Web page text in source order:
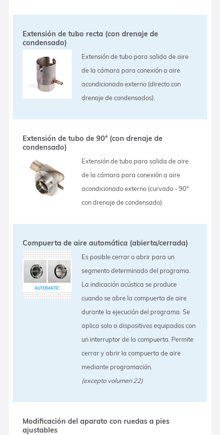
Extensión de tubo recta (con drenaje de
condensado)
Extensión de tubo para salida de aire
de la cámara para conexión a aire
acondicionado externo (directo con
drenaje de condensados).
Extensión de tubo de 90° (con drenaje de
condensado)
Extensión de tubo para salida de aire
de la cámara para conexión a aire
acondicionado externo (curvado - 90°
con drenaje de condensado).
Compuerta de aire automática (abierta/cerrada)
Es posible cerrar o abrir para un
segmento determinado del programa.
La indicación acústica se produce
cuando se abre la compuerta de aire
durante la ejecución del programa. Se
aplica solo a dispositivos equipados con
un interruptor de la compuerta. Permite
cerrar y abrir la compuerta de aire
mediante programación.
(excepto volumen 22)
Modificación del aparato con ruedas a pies
ajustables